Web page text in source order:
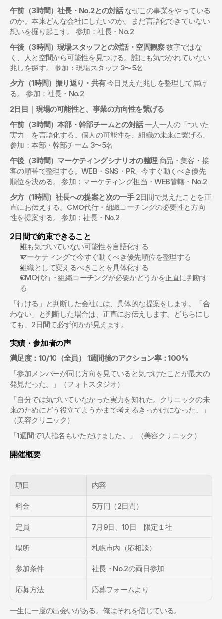
午前（3時間）社長・No.2との対話 なぜこの事業をやっている
のか。本来どんな会社にしたいのか。まだ言語化できていない
想いを掘り起こす。 参加：社長・No.2
午後（3時間）現場スタッフとの対話・空間観察 数字ではな
く、人と空間から可能性を見つける。誰にも気づかれていない
兆しを探す。 参加：現場スタッフ 3〜5名
夕方（1時間）振り返り・共有 今日見えた兆しを整理して届け
る。 参加：社長・No.2
2日目｜現場の可能性と、事業の方向性を繋げる
午前（3時間）本部・幹部チームとの対話 一人一人の「ついた
実力」を言語化する。個人の可能性を、組織の未来に繋げる。
参加：本部・幹部チーム 3〜5名
午後（3時間）マーケティングシナリオの整理 商品・集客・接
客の順番で整理する。WEB・SNS・PR、今すぐ動くべき優先
順位を決める。 参加：マーケティング担当・WEB管轄・No.2
夕方（1時間）社長への提案と次の一手 2日間で見えたことを正
直にお伝えする。CMO代行・組織コーチングの必要性と方向
性を提案する。 参加：社長・No.2
2日間で約束できること
誰も気づいていない可能性を言語化する
マーケティングで今すぐ動くべき優先順位を整理する
組織として変えるべきことを具体化する
CMO代行・組織コーチングが必要かどうかを正直に判断す
る
「行ける」と判断した会社には、具体的な提案をします。「合
わない」と判断した場合は、正直にお伝えします。どちらにし
ても、2日間で必ず何かが見えます。
実績・参加者の声
満足度：10/10（全員）
1週間後のアクション率：100%
「参加メンバーが同じ方向を見ていると気づけたことが最大の
発見だった。」（フォトスタジオ）
「自分では気づいていなかった実力を知れた。クリニックの未
来のためにどう役立てようかまで考えるきっかけになった。」
（美容クリニック）
「1週間で1人指名もいただけました。」（美容クリニック）
開催概要
項目 内容
料金 5万円（2日間）
定員 7月9日、10日　限定１社
場所 札幌市内（応相談）
参加条件 社長・No.2の両日参加
応募方法 応募フォームより
一生に一度の出会いがある。俺はそれを信じている。